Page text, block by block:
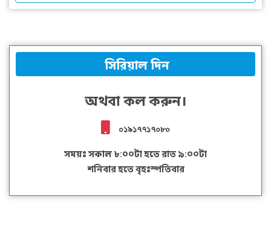
সিরিয়াল দিন
অথবা কল করুন।
০১৯১৭৭১৭০৮০
সময়ঃ সকাল ৮:০০টা হতে রাত ৯:০০টা
শনিবার হতে বৃহঃস্পতিবার